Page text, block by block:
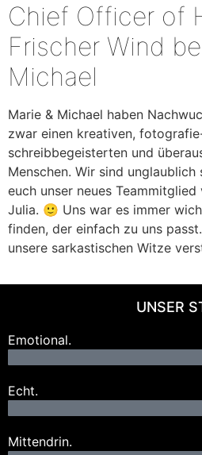
Chief Officer of
Frischer Wind
Michael
Marie & Michael haben
zwar einen kreativen,
schreibbegeisterten und
Menschen. Wir sind
euch unser neues
Julia. 🙂 Uns war es immer
finden, der einfach zu uns
unsere sarkastischen Witze
UNSER
Emotional.
Echt.
Mittendrin.